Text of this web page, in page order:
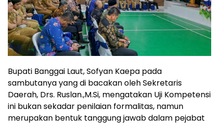
Bupati Banggai Laut, Sofyan Kaepa pada
sambutanya yang di bacakan oleh Sekretaris
Daerah, Drs. Ruslan.,M.Si, mengatakan Uji Kompetensi
ini bukan sekadar penilaian formalitas, namun
merupakan bentuk tanggung jawab dalam pejabat